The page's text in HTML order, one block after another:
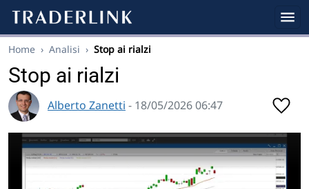
Home › Analisi › Stop ai rialzi
Stop ai rialzi
Alberto Zanetti - 18/05/2026 06:47